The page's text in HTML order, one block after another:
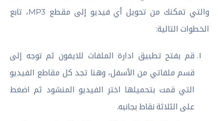
والتي تمكنك من تحويل أي فيديو إلى مقطع MP3، تابع
الخطوات التالية:
قم بفتح تطبيق ادارة الملفات للايفون ثم توجه إلى
قسم ملفاتي من الأسفل، وهنا تجد كل مقاطع الفيديو
التي قمت بتحميلها اختر الفيديو المنشود ثم اضغط
على الثلاثة نقاط بجانبه.